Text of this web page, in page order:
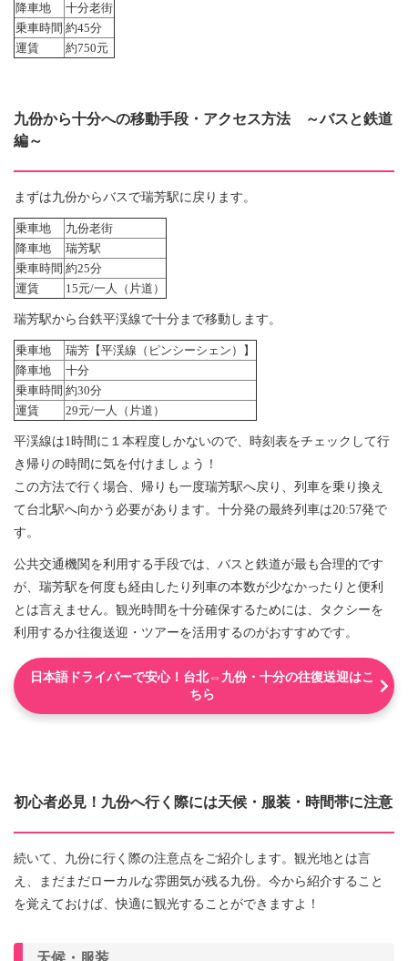
降車地
十分老街
乗車時間 約45分
運賃
約750元
九份から十分への移動手段・アクセス方法 ～バスと鉄道
編～
まずは九份からバスで瑞芳駅に戻ります。
乗車地
九份老街
降車地
瑞芳駅
乗車時間 約25分
運賃
15元/一人（片道）
瑞芳駅から台鉄平渓線で十分まで移動します。
乗車地
瑞芳【平渓線（ピンシーシェン）】
降車地
十分
乗車時間 約30分
運賃
29元/一人（片道）
平渓線は1時間に１本程度しかないので、時刻表をチェックして行
き帰りの時間に気を付けましょう！
この方法で行く場合、帰りも一度瑞芳駅へ戻り、列車を乗り換え
て台北駅へ向かう必要があります。十分発の最終列車は20:57発で
す。
公共交通機関を利用する手段では、バスと鉄道が最も合理的です
が、瑞芳駅を何度も経由したり列車の本数が少なかったりと便利
とは言えません。観光時間を十分確保するためには、タクシーを
利用するか往復送迎・ツアーを活用するのがおすすめです。
日本語ドライバーで安心！台北⇔九份・十分の往復送迎はこ
ちら
初心者必見！九份へ行く際には天候・服装・時間帯に注意
続いて、 九份に行く際の注意点をご紹介します。観光地とは言
え、まだまだローカルな雰囲気が残る九份。今から紹介すること
を覚えておけば、快適に観光することができますよ！
天候・服装